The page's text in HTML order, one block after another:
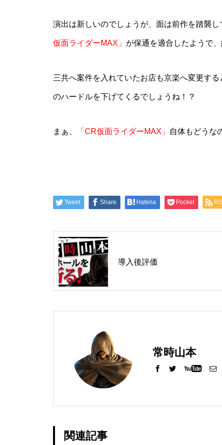
グランドクローズ
グランドオープン
演出は新しいのでしょうが、面は前作を踏襲
仮面ライダーMAX」 が保通を適合したようで
三共へ案件を入れていたお店も京楽へ変更す
のハードルを下げてくるでしょうね！？
まぁ、 「CR仮面ライダーMAX」 自体もどうな
Tweet Share Hatena Pocket
導入後評価
常時山本
関連記事